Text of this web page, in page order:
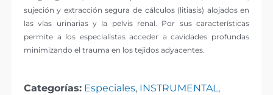
sujeción y extracción segura de cálculos (litiasis) alojados en
las vías urinarias y la pelvis renal. Por sus características
permite a los especialistas acceder a cavidades profundas
minimizando el trauma en los tejidos adyacentes.
Categorías: Especiales, INSTRUMENTAL,